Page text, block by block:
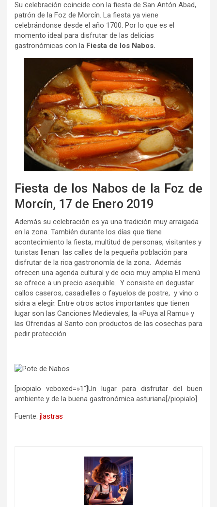
Su celebración coincide con la fiesta de San Antón Abad,
patrón de la Foz de Morcín. La fiesta ya viene
celebrándonse desde el año 1700. Por lo que es el
momento ideal para disfrutar de las delicias
gastronómicas con la Fiesta de los Nabos.
Fiesta de los Nabos de la Foz de
Morcín, 17 de Enero 2019
Además su celebración es ya una tradición muy arraigada
en la zona. También durante los días que tiene
acontecimiento la fiesta, multitud de personas, visitantes y
turistas llenan las calles de la pequeña población para
disfrutar de la rica gastronomía de la zona. Además
ofrecen una agenda cultural y de ocio muy amplia El menú
se ofrece a un precio asequible. Y consiste en degustar
callos caseros, casadielles o fayuelos de postre, y vino o
sidra a elegir. Entre otros actos importantes que tienen
lugar son las Canciones Medievales, la «Puya al Ramu» y
las Ofrendas al Santo con productos de las cosechas para
pedir protección.
[piopialo vcboxed=»1″]Un lugar para disfrutar del buen
ambiente y de la buena gastronómica asturiana[/piopialo]
Fuente: jlastras